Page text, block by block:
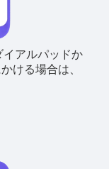
アルパッドか
ける場合は、